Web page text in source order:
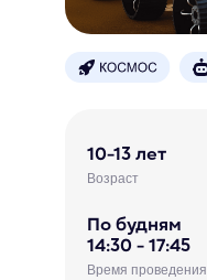
10-13 лет
Возраст
По будням
14:30 - 17:45
Время проведения